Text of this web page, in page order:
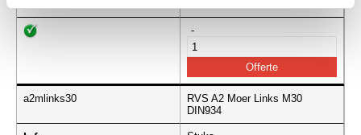
-
a2mlinks30
RVS A2 Moer Links M30
DIN934